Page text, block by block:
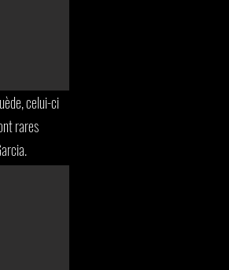
celui-ci
rares